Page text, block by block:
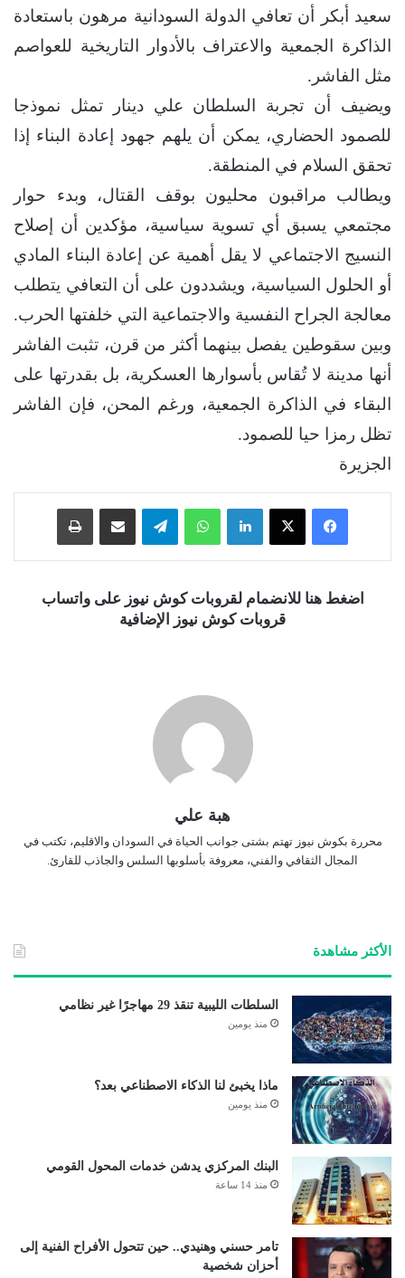
سعيد أبكر أن تعافي الدولة السودانية مرهون باستعادة
الذاكرة الجمعية والاعتراف بالأدوار التاريخية للعواصم
مثل الفاشر.
ويضيف أن تجربة السلطان علي دينار تمثل نموذجا
للصمود الحضاري، يمكن أن يلهم جهود إعادة البناء إذا
تحقق السلام في المنطقة.
ويطالب مراقبون محليون بوقف القتال، وبدء حوار
مجتمعي يسبق أي تسوية سياسية، مؤكدين أن إصلاح
النسيج الاجتماعي لا يقل أهمية عن إعادة البناء المادي
أو الحلول السياسية، ويشددون على أن التعافي يتطلب
معالجة الجراح النفسية والاجتماعية التي خلفتها الحرب.
وبين سقوطين يفصل بينهما أكثر من قرن، تثبت الفاشر
أنها مدينة لا تُقاس بأسوارها العسكرية، بل بقدرتها على
البقاء في الذاكرة الجمعية، ورغم المحن، فإن الفاشر
تظل رمزا حيا للصمود.
الجزيرة
فيسبوك ‫X لينكدإن واتساب تيلقرام
اضغط هنا للانضمام لقروبات كوش نيوز على واتساب
قروبات كوش نيوز الإضافية
هبة علي
محررة بكوش نيوز تهتم بشتى جوانب الحياة في السودان والاقليم، تكتب في
المجال الثقافي والفني، معروفة بأسلوبها السلس والجاذب للقارئ.
الأكثر مشاهدة
السلطات الليبية تنقذ 29 مهاجرًا غير نظامي
منذ يومين
ماذا يخبئ لنا الذكاء الاصطناعي بعد؟
منذ يومين
البنك المركزي يدشن خدمات المحول القومي
منذ 14 ساعة
تامر حسني وهنيدي.. حين تتحول الأفراح الفنية إلى
أحزان شخصية